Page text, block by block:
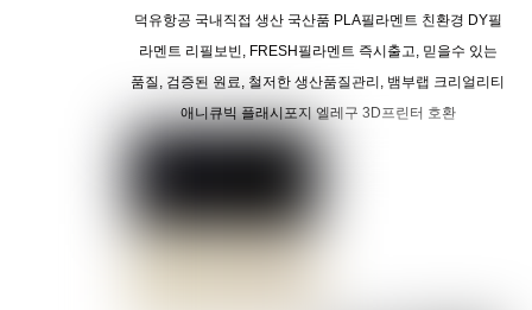
덕유항공 국내직접 생산 국산품 PLA필라멘트 친환경 DY필
라멘트 리필보빈, FRESH필라멘트 즉시출고, 믿을수 있는
품질, 검증된 원료, 철저한 생산품질관리, 뱀부랩 크리얼리티
애니큐빅 플래시포지 엘레구 3D프린터 호환